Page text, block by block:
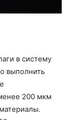
в систему
выполнить
200 мкм